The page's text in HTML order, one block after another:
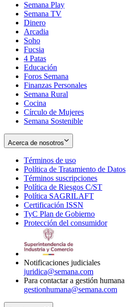
Semana Play
Semana TV
Dinero
Arcadia
Soho
in
new
window
Fucsia
in
new
window
4 Patas
Educación
Foros Semana
Finanzas Personales
Semana Rural
Cocina
Círculo de Mujeres
Semana Sostenible
Acerca de nosotros
Términos de uso
in
new
window
Política de Tratamiento de Datos
Términos suscripciones
in
Política de Riesgos C/ST
Política SAGRILAFT
new
window
Certificación ISSN
in
new
TyC Plan de Gobierno
in
Protección del consumidorOpens
Notificaciones judiciales
juridica@semana.com
Para contactar a gestión humana
gestionhumana@semana.com